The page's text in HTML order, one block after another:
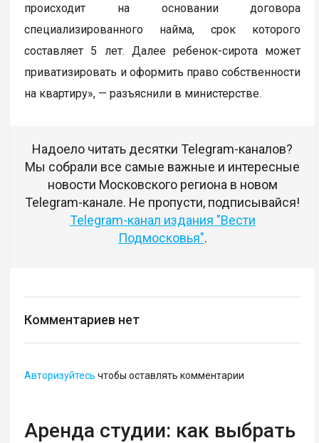
происходит на основании договора
специализированного найма, срок которого
составляет 5 лет. Далее ребенок-сирота может
приватизировать и оформить право собственности
на квартиру», — разъяснили в министерстве.
Надоело читать десятки Telegram-каналов?
Мы собрали все самые важные и интересные
новости Московского региона в новом
Telegram-канале. Не пропусти, подписывайся!
Telegram-канал издания "Вести
Подмосковья".
Комментариев нет
Авторизуйтесь чтобы оставлять комментарии
Аренда студии: как выбрать